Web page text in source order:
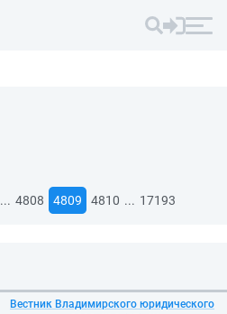
... 4808 4809 4810 ... 17193
Вестник Владимирского юридического